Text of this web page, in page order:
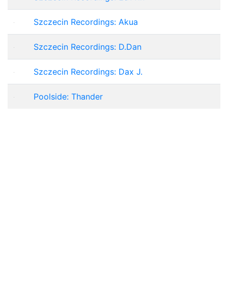
Szczecin Recordings: Akua
Szczecin Recordings: D.Dan
Szczecin Recordings: Dax J.
Poolside: Thander